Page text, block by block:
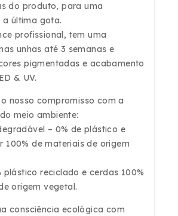
do produto, para uma
última gota.
profissional, tem uma
unhas até 3 semanas e
pigmentadas e acabamento
& UV.
nosso compromisso com a
meio ambiente:
– 0% de plástico e
100% de materiais de origem
plástico reciclado e cerdas 100%
origem vegetal.
consciência ecológica com